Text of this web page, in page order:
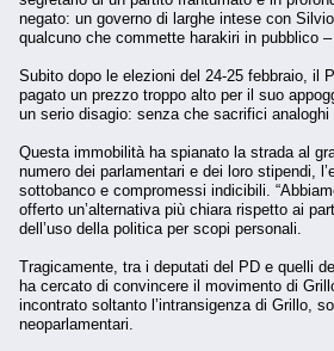
negato: un governo di larghe intese con
qualcuno che commette harakiri in pubblico
Subito dopo le elezioni del 24-25 febbraio, il
pagato un prezzo troppo alto per il suo
un serio disagio: senza che sacrifici
Questa immobilità ha spianato la strada al
numero dei parlamentari e dei loro stipendi,
sottobanco e compromessi indicibili.
offerto un’alternativa più chiara rispetto ai
dell’uso della politica per scopi personali.
Tragicamente, tra i deputati del PD e quelli
ha cercato di convincere il movimento di
incontrato soltanto l’intransigenza di Grillo,
neoparlamentari.